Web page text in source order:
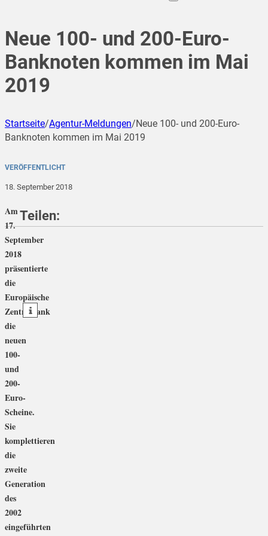
Neue 100- und 200-Euro-
Banknoten kommen im Mai
2019
Startseite/Agentur-Meldungen/Neue 100- und 200-Euro-
Banknoten kommen im Mai 2019
VERÖFFENTLICHT
18. September 2018
Am
17.
September
2018
präsentierte
die
Europäische
Zentralbank
die
neuen
100-
und
200-
Euro-
Scheine.
Sie
komplettieren
die
zweite
Generation
des
2002
eingeführten
Teilen:
teilen
teilen